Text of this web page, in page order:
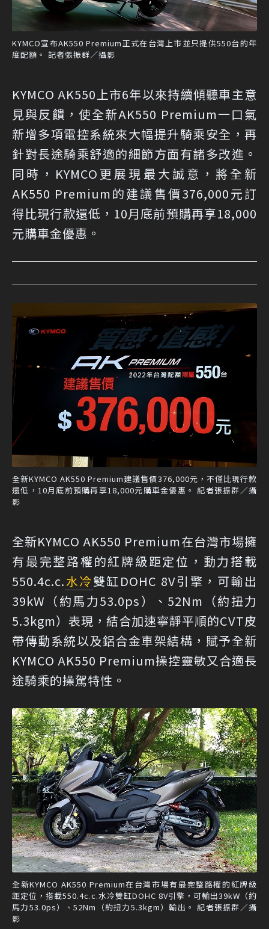
KYMCO宣布AK550 Premium正式在台灣上市並只提供550台的年
度配額。 記者張振群／攝影
KYMCO AK550上市6年以來持續傾聽車主意
見與反饋，使全新AK550 Premium一口氣
新增多項電控系統來大幅提升騎乘安全，再
針對長途騎乘舒適的細節方面有諸多改進。
同時，KYMCO更展現最大誠意，將全新
AK550 Premium的建議售價376,000元訂
得比現行款還低，10月底前預購再享18,000
元購車金優惠。
全新KYMCO AK550 Premium建議售價376,000元，不僅比現行款
還低，10月底前預購再享18,000元購車金優惠。 記者張振群／攝
影
全新KYMCO AK550 Premium在台灣市場擁
有最完整路權的紅牌級距定位，動力搭載
550.4c.c.水冷雙缸DOHC 8V引擎，可輸出
39kW（約馬力53.0ps）、52Nm（約扭力
5.3kgm）表現，結合加速寧靜平順的CVT皮
帶傳動系統以及鋁合金車架結構，賦予全新
KYMCO AK550 Premium操控靈敏又合適長
途騎乘的操駕特性。
全新KYMCO AK550 Premium在台灣市場有最完整路權的紅牌級
距定位，搭載550.4c.c.水冷雙缸DOHC 8V引擎，可輸出39kW（約
馬力53.0ps）、52Nm（約扭力5.3kgm）輸出。 記者張振群／攝
影